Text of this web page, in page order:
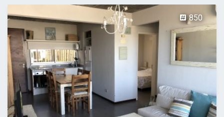
850